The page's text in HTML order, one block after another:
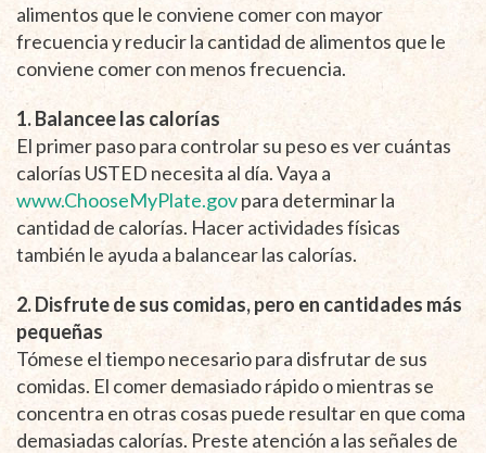
alimentos que le conviene comer con mayor
frecuencia y reducir la cantidad de alimentos que le
conviene comer con menos frecuencia.
1. Balancee las calorías
El primer paso para controlar su peso es ver cuántas
calorías USTED necesita al día. Vaya a
www.ChooseMyPlate.govpara determinar la
cantidad de calorías. Hacer actividades físicas
también le ayuda a balancear las calorías.
2. Disfrute de sus comidas, pero en cantidades más
pequeñas
Tómese el tiempo necesario para disfrutar de sus
comidas. El comer demasiado rápido o mientras se
concentra en otras cosas puede resultar en que coma
demasiadas calorías. Preste atención a las señales de